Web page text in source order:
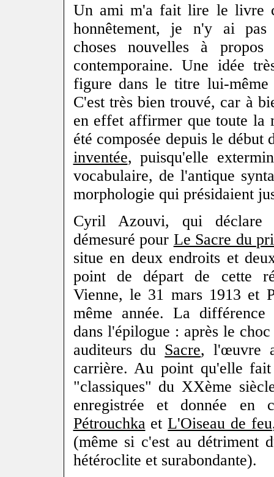
Un ami m'a fait lire le livre
honnêtement, je n'y ai pas
choses nouvelles à
contemporaine. Une idée
figure dans le titre lui-
C'est très bien trouvé, car à
en effet affirmer que toute la
été composée depuis le début
inventée, puisqu'elle
vocabulaire, de l'antique
morphologie qui présidaient
Cyril Azouvi, qui déclare
démesuré pour Le Sacre du
situe en deux endroits et
point de départ de cette
Vienne, le 31 mars 1913 et
même année. La
dans l'épilogue : après le
auditeurs du Sacre, l'œuvre
carrière. Au point qu'elle fait
"classiques" du XXème
enregistrée et donnée en
PétrouchkaetL'Oiseau de feu
(même si c'est au détriment
hétéroclite et surabondante).